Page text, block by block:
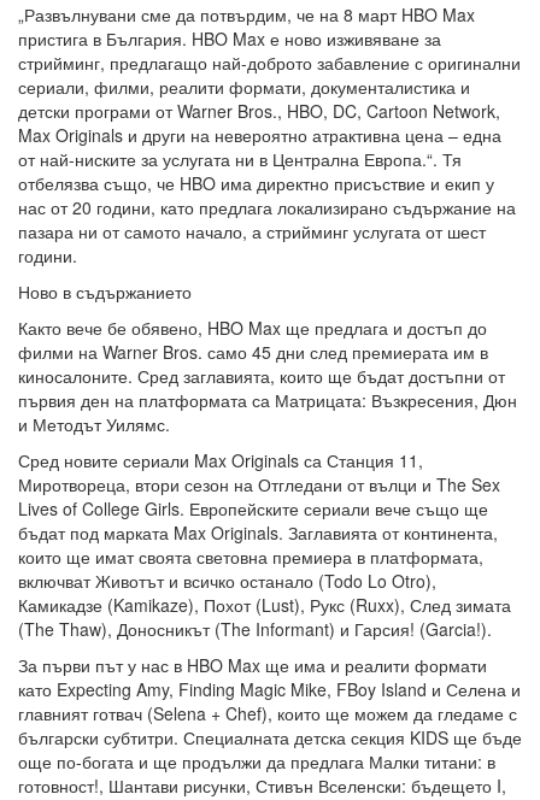
„Развълнувани сме да потвърдим, че на 8 март HBO Max
пристига в България. HBO Max е ново изживяване за
стрийминг, предлагащо най-доброто забавление с оригинални
сериали, филми, реалити формати, документалистика и
детски програми от Warner Bros., HBO, DC, Cartoon Network,
Max Originals и други на невероятно атрактивна цена – една
от най-ниските за услугата ни в Централна Европа.“. Тя
отбелязва също, че HBO има директно присъствие и екип у
нас от 20 години, като предлага локализирано съдържание на
пазара ни от самото начало, а стрийминг услугата от шест
години.
Ново в съдържанието
Както вече бе обявено, HBO Max ще предлага и достъп до
филми на Warner Bros. само 45 дни след премиерата им в
киносалоните. Сред заглавията, които ще бъдат достъпни от
първия ден на платформата са Матрицата: Възкресения, Дюн
и Методът Уилямс.
Сред новите сериали Max Originals са Станция 11,
Миротвореца, втори сезон на Отгледани от вълци и The Sex
Lives of College Girls. Европейските сериали вече също ще
бъдат под марката Max Originals. Заглавията от континента,
които ще имат своята световна премиера в платформата,
включват Животът и всичко останало (Todo Lo Otro),
Камикадзе (Kamikaze), Похот (Lust), Рукс (Ruxx), След зимата
(The Thaw), Доносникът (The Informant) и Гарсия! (Garcia!).
За първи път у нас в HBO Max ще има и реалити формати
като Expecting Amy, Finding Magic Mike, FBoy Island и Селена и
главният готвач (Selena + Chef), които ще можем да гледаме с
български субтитри. Специалната детска секция KIDS ще бъде
още по-богата и ще продължи да предлага Малки титани: в
готовност!, Шантави рисунки, Стивън Вселенски: бъдещето I,